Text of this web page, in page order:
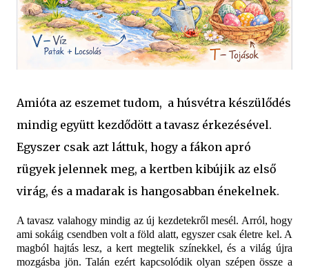
Amióta az eszemet tudom, a húsvétra készülődés
mindig együtt kezdődött a tavasz érkezésével.
Egyszer csak azt láttuk, hogy a fákon apró
rügyek jelennek meg, a kertben kibújik az első
virág, és a madarak is hangosabban énekelnek.
A tavasz valahogy mindig az új kezdetekről mesél. Arról, hogy
ami sokáig csendben volt a föld alatt, egyszer csak életre kel. A
magból hajtás lesz, a kert megtelik színekkel, és a világ újra
mozgásba jön. Talán ezért kapcsolódik olyan szépen össze a